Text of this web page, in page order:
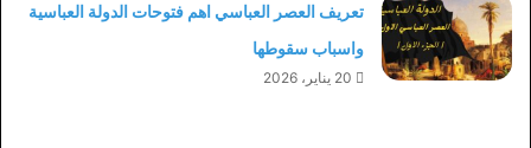
تعريف العصر العباسي اهم فتوحات الدولة العباسية
واسباب سقوطها
20 يناير، 2026